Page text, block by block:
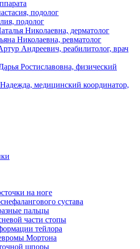
подолог
подолог
Николаевна, дерматолог
Николаевна, ревматолог
Андреевич, реабилитолог, врач
Ростиславовна, физический
медицинский координатор,
на ноге
сустава
пальцы
части стопы
тейлора
Мортона
шпоры